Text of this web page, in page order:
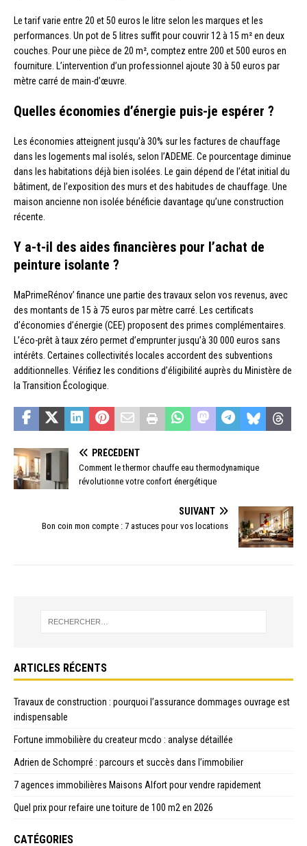
Le tarif varie entre 20 et 50 euros le litre selon les marques et les
performances. Un pot de 5 litres suffit pour couvrir 12 à 15 m² en deux
couches. Pour une pièce de 20 m², comptez entre 200 et 500 euros en
fourniture. L’intervention d’un professionnel ajoute 30 à 50 euros par
mètre carré de main-d’œuvre.
Quelles économies d’énergie puis-je espérer ?
Les économies atteignent jusqu’à 30% sur les factures de chauffage
dans les logements mal isolés, selon l’ADEME. Ce pourcentage diminue
dans les habitations déjà bien isolées. Le gain dépend de l’état initial du
bâtiment, de l’exposition des murs et des habitudes de chauffage. Une
maison ancienne non isolée bénéficie davantage qu’une construction
récente.
Y a-t-il des aides financières pour l’achat de
peinture isolante ?
MaPrimeRénov’ finance une partie des travaux selon vos revenus, avec
des montants de 15 à 75 euros par mètre carré. Les certificats
d’économies d’énergie (CEE) proposent des primes complémentaires.
L’éco-prêt à taux zéro permet d’emprunter jusqu’à 30 000 euros sans
intérêts. Certaines collectivités locales accordent des subventions
additionnelles. Vérifiez les conditions d’éligibilité auprès du Ministère de
la Transition Écologique.
PRÉCÉDENT
Comment le thermor chauffe eau thermodynamique
révolutionne votre confort énergétique
SUIVANT
Bon coin mon compte : 7 astuces pour vos locations
ARTICLES RÉCENTS
Travaux de construction : pourquoi l’assurance dommages ouvrage est
indispensable
Fortune immobilière du createur mcdo : analyse détaillée
Adrien de Schompré : parcours et succès dans l’immobilier
7 agences immobilières Maisons Alfort pour vendre rapidement
Quel prix pour refaire une toiture de 100 m2 en 2026
CATÉGORIES